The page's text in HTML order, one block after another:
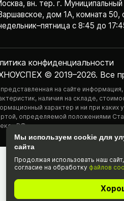
вн. тер. г.
дом 1А, комната 50,
с 8:45 до
© 2019–2026. Все
конфиденциаль­ности
на сайте
наличия на складе,
характер и ни при каких
определяемой положениями
РФ.
Мы используем cookie для
сайта
Продолжая использовать наш
согласие на обработку файлов